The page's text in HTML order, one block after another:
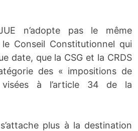
n’adopte pas le même
Conseil Constitutionnel qui
date, que la CSG et la CRDS
des « impositions de
à l’article 34 de la
plus à la destination